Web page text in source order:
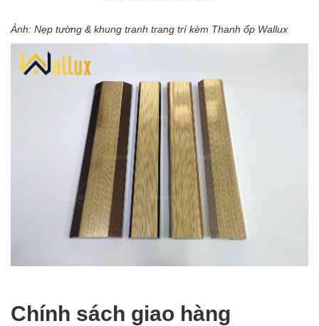
Ảnh: Nẹp tường & khung tranh trang trí kèm Thanh ốp Wallux
Chính sách giao hàng